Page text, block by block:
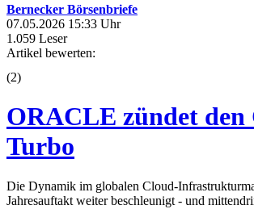
Bernecker Börsenbriefe
07.05.2026 15:33 Uhr
1.059 Leser
Artikel bewerten:
(2)
ORACLE zündet den
Turbo
Die Dynamik im globalen Cloud-
Jahresauftakt weiter beschleunigt - und